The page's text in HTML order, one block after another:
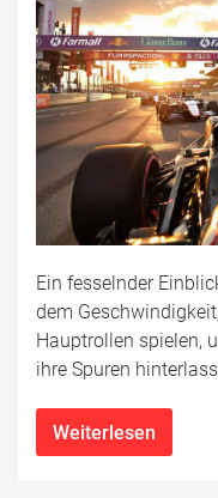
Ein fesselnder
dem
Hauptrollen spielen,
ihre Spuren
Weiterlesen